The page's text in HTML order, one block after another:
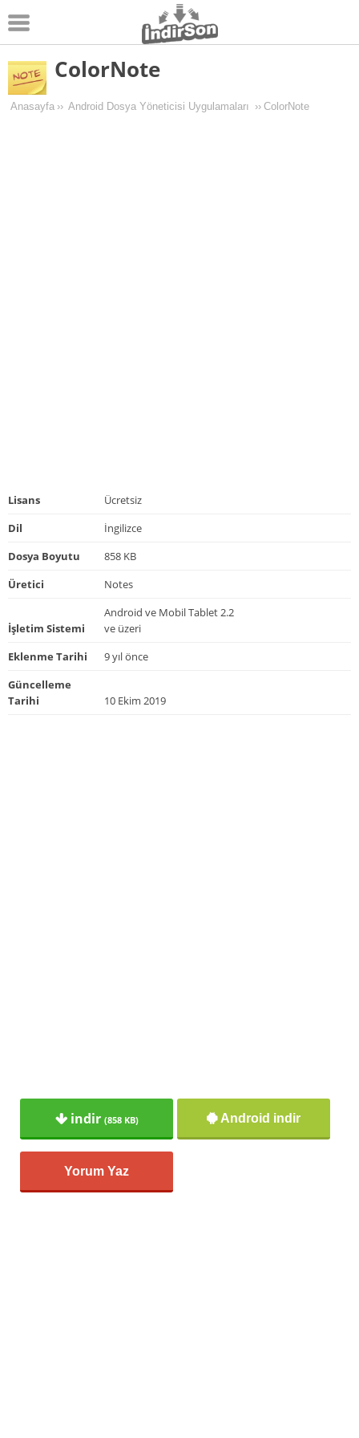
Android
Pc Oyunları
ColorNote
Anasayfa ›› Android Dosya Yöneticisi Uygulamaları ›› ColorNote
Lisans
Ücretsiz
Dil
İngilizce
Dosya Boyutu
858 KB
Üretici
Notes
İşletim Sistemi
Android ve Mobil Tablet 2.2
ve üzeri
Eklenme Tarihi
9 yıl önce
Güncelleme
Tarihi
10 Ekim 2019
indir (858 KB) Android indir
Yorum Yaz